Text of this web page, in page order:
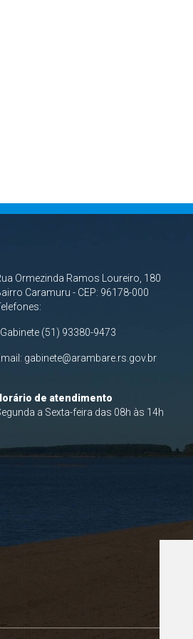
Ormezinda Ramos Loureiro, 180
Caramuru - CEP: 96178-000
(51) 93380-9473
gabinete@arambare.rs.gov.br
de atendimento
a Sexta-feira das 08h às 14h